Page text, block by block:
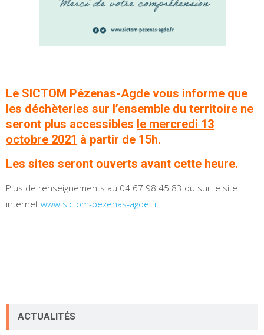
Le SICTOM Pézenas-Agde vous informe que
les déchèteries sur l’ensemble du territoire ne
seront plus accessibles le mercredi 13
octobre 2021 à partir de 15h.
Les sites seront ouverts avant cette heure.
Plus de renseignements au 04 67 98 45 83 ou sur le site
internet www.sictom-pezenas-agde.fr.
ACTUALITÉS